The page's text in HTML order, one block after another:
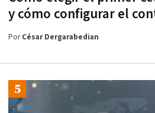
y cómo configurar el
PorCésar Dergarabedian